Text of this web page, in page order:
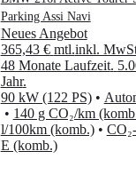
Parking Assi Navi
Neues Angebot
365,43 € mtl.inkl.
48 Monate Laufzeit.
Jahr.
90 kW (122 PS) •
• 140 g CO₂/km
l/100km (komb.) •
E (komb.)